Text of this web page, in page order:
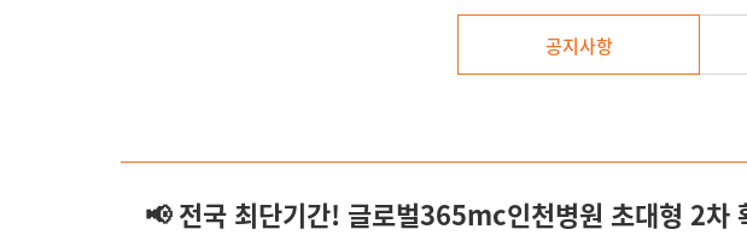
공지사항
📢 전국 최단기간! 글로벌365mc인천병원 초대형 2차